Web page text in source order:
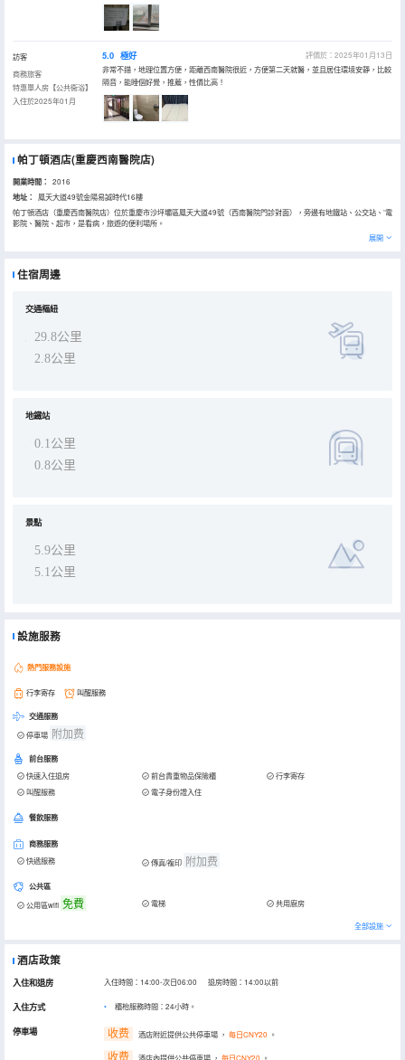
訪客
商務旅客
特惠單人房【公共衞浴】
入住於2025年01月
5.0 極好
評價於：2025年01月13日
非常不錯，地理位置方便，距離西南醫院很近，方便第二天就醫，並且居住環境安靜，比較
隔音，能睡個好覺，推薦，性價比高！
帕丁頓酒店(重慶西南醫院店)
開業時間： 2016
地址：
鳳天大道49號金陽易誠時代16樓
帕丁頓酒店（重慶西南醫院店）位於重慶市沙坪壩區鳳天大道49號（西南醫院門診對面），旁邊有地鐵站、公交站、’電
影院、醫院、超市，是看病，旅遊的便利場所。
高雅的品味，完美的服務是帕丁頓酒店的特色，環境幽雅，內裝精美，設施先進，功能齊全。中央空調，24小時熱水，
有線電視，地下-1層-2層有停車場，帕丁頓願以舒適的環境，優質的服務，合理的價位，贏得您的信賴。真誠歡迎朋友
展開
住宿周邊
交通樞紐
29.8公里
2.8公里
地鐵站
0.1公里
0.8公里
景點
5.9公里
5.1公里
設施服務
熱門服務設施
行李寄存 叫醒服務
交通服務
停車場 附加费
前台服務
快速入住退房 前台貴重物品保險櫃
行李寄存
叫醒服務
電子身份證入住
餐飲服務
商務服務
快遞服務 傳真/複印 附加费
公共區
公用區wifi 免費 電梯 共用廚房
全部設施
酒店政策
入住和退房 入住時間：14:00-次日06:00 退房時間：14:00以前
入住方式 櫃枱服務時間：24小時。
停車場 收费 酒店附近提供公共停車場 ， 每日CNY20 。